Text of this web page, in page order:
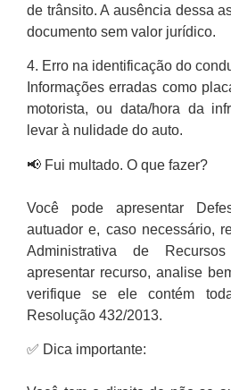
de trânsito. A ausência dessa
documento sem valor jurídico.
4. Erro na identificação do
Informações erradas como
motorista, ou data/hora da
levar à nulidade do auto.
📢 Fui multado. O que fazer?
Você pode apresentar
autuador e, caso necessário,
Administrativa de
apresentar recurso, analise
verifique se ele contém
Resolução 432/2013.
✅ Dica importante: